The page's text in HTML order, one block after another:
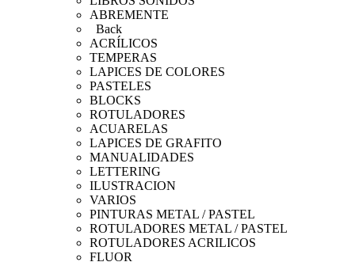
ABREMENTE
Back
ACRÍLICOS
TEMPERAS
LAPICES DE COLORES
PASTELES
BLOCKS
ROTULADORES
ACUARELAS
LAPICES DE GRAFITO
MANUALIDADES
LETTERING
ILUSTRACION
VARIOS
PINTURAS METAL / PASTEL
ROTULADORES METAL / PASTEL
ROTULADORES ACRILICOS
FLUOR